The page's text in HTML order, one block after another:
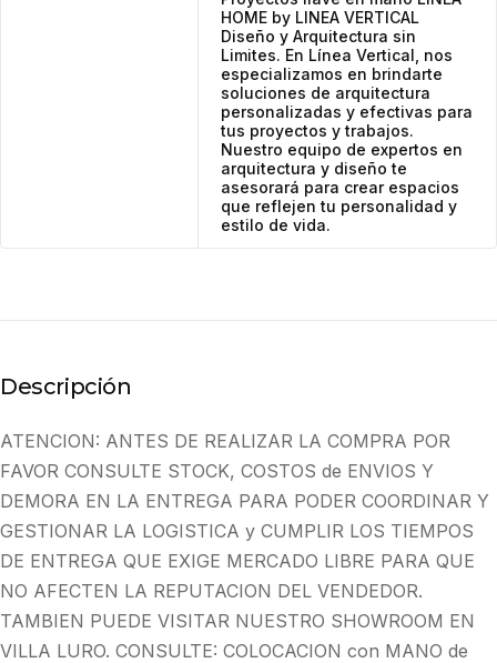
HOME by LINEA VERTICAL
Diseño y Arquitectura sin
Limites. En Línea Vertical, nos
especializamos en brindarte
soluciones de arquitectura
personalizadas y efectivas para
tus proyectos y trabajos.
Nuestro equipo de expertos en
arquitectura y diseño te
asesorará para crear espacios
que reflejen tu personalidad y
estilo de vida.
Descripción
ATENCION: ANTES DE REALIZAR LA COMPRA POR
FAVOR CONSULTE STOCK, COSTOS de ENVIOS Y
DEMORA EN LA ENTREGA PARA PODER COORDINAR Y
GESTIONAR LA LOGISTICA y CUMPLIR LOS TIEMPOS
DE ENTREGA QUE EXIGE MERCADO LIBRE PARA QUE
NO AFECTEN LA REPUTACION DEL VENDEDOR.
TAMBIEN PUEDE VISITAR NUESTRO SHOWROOM EN
VILLA LURO. CONSULTE: COLOCACION con MANO de